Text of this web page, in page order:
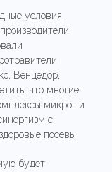
условия.
Венцедор,
что многие
микро- и
с
посевы.
будет